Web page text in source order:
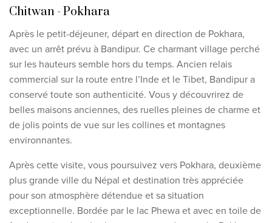
Chitwan - Pokhara
Après le petit-déjeuner, départ en direction de Pokhara,
avec un arrêt prévu à Bandipur. Ce charmant village perché
sur les hauteurs semble hors du temps. Ancien relais
commercial sur la route entre l’Inde et le Tibet, Bandipur a
conservé toute son authenticité. Vous y découvrirez de
belles maisons anciennes, des ruelles pleines de charme et
de jolis points de vue sur les collines et montagnes
environnantes.
Après cette visite, vous poursuivez vers Pokhara, deuxième
plus grande ville du Népal et destination très appréciée
pour son atmosphère détendue et sa situation
exceptionnelle. Bordée par le lac Phewa et avec en toile de